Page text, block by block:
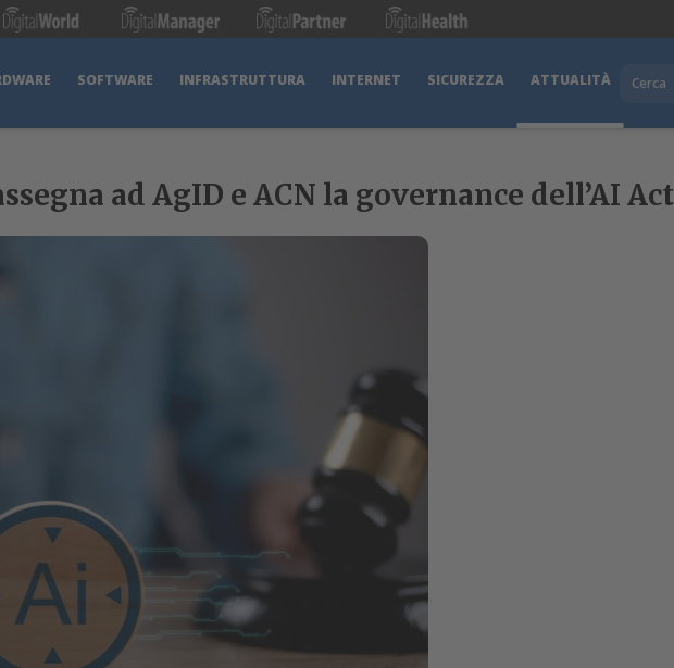
SOFTWARE INFRASTRUTTURA INTERNET SICUREZZA ATTUALITÀ Cerca
ad AgID e ACN la governance dell’AI Act